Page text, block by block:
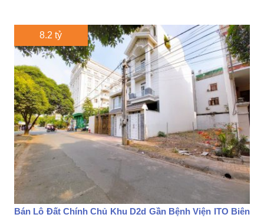
8.2 tỷ
Bán Lô Đất Chính Chủ Khu D2d Gần Bệnh Viện ITO Biên